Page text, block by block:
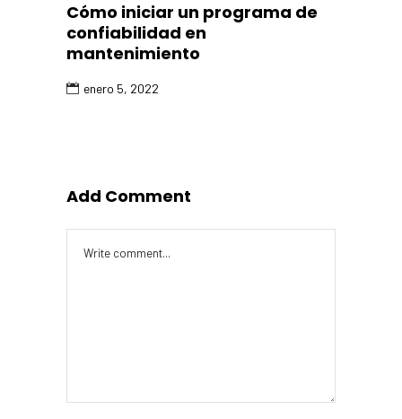
Cómo iniciar un programa de
confiabilidad en
mantenimiento
enero 5, 2022
Add Comment